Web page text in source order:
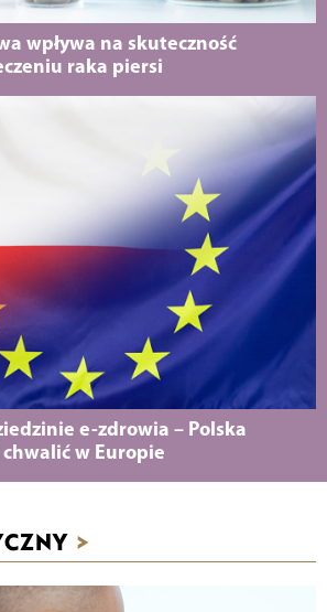
wpływa na skuteczność
raka piersi
e-zdrowia – Polska
w Europie
>